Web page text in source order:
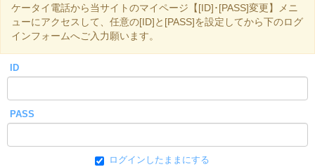
っと大
小説
ケータイ電話から当サイトのマイページ【[ID]･[PASS]変更】メニ
ューにアクセスして、任意の[ID]と[PASS]を設定してから下のログ
インフォームへご入力願います。
ID
PASS
ログインしたままにする